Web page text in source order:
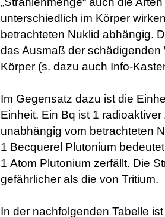
unterschiedlich im Körper
betrachteten Nuklid abhängig.
das Ausmaß der
Körper (s. dazu auch Info-
Im Gegensatz dazu ist die
Einheit. Ein Bq ist 1
unabhängig vom betrachteten
1 Becquerel Plutonium
1 Atom Plutonium zerfällt. Die
gefährlicher als die von Tritium.
In der nachfolgenden Tabelle